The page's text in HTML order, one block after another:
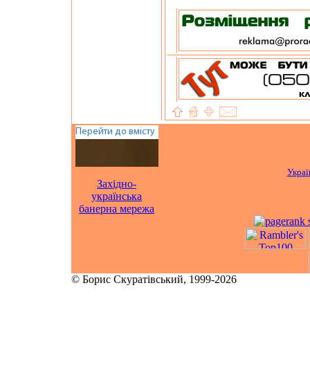
Західно-
українська
банерна мережа
© Борис Скуратівський, 1999-2026